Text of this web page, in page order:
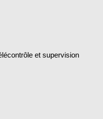
et supervision